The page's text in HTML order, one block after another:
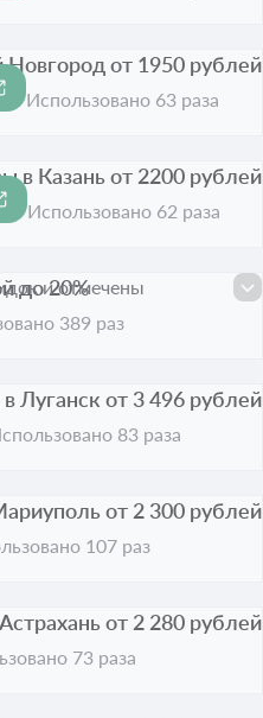
от 1950 рублей
Использовано 63 раза
в Казань от 2200 рублей
Использовано 62 раза
до 20%
и отмечены
389 раз
Луганск от 3 496 рублей
83 раза
от 2 300 рублей
107 раз
от 2 280 рублей
73 раза